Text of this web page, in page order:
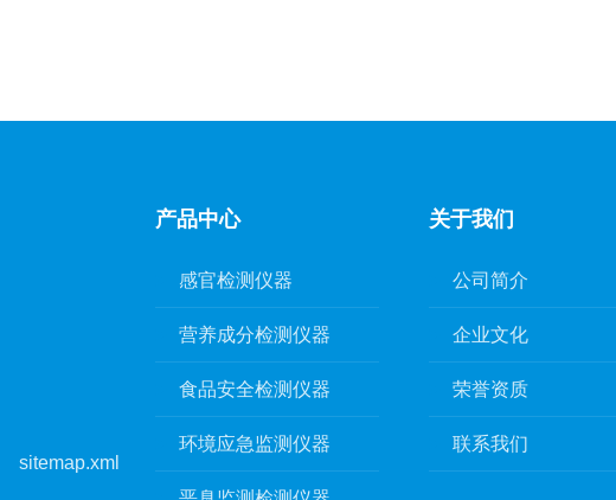
sitemap.xml
产品中心
感官检测仪器
营养成分检测仪器
食品安全检测仪器
环境应急监测仪器
关于我们
公司简介
企业文化
荣誉资质
联系我们